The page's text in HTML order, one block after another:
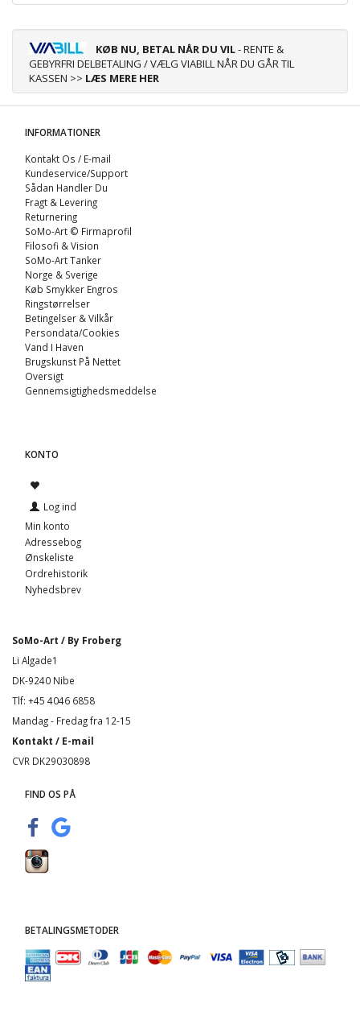
KØB NU, BETAL NÅR DU VIL- RENTE &
GEBYRFRI DELBETALING / VÆLG VIABILL NÅR DU GÅR TIL
KASSEN >> LÆS MERE HER
INFORMATIONER
Kontakt Os / E-mail
Kundeservice/Support
Sådan Handler Du
Fragt & Levering
Returnering
SoMo-Art © Firmaprofil
Filosofi & Vision
SoMo-Art Tanker
Norge & Sverige
Køb Smykker Engros
Ringstørrelser
Betingelser & Vilkår
Persondata/Cookies
Vand I Haven
Brugskunst På Nettet
Oversigt
Gennemsigtighedsmeddelse
KONTO
Log ind
Min konto
Adressebog
Ønskeliste
Ordrehistorik
Nyhedsbrev
SoMo-Art / By Froberg
Li Algade1
DK-9240 Nibe
Tlf: +45 4046 6858
Mandag - Fredag fra 12-15
Kontakt / E-mail
CVR DK29030898
FIND OS PÅ
BETALINGSMETODER